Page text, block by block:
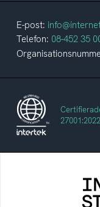
E-post:
Telefon: 08-452 35
27001:2022
bidrar